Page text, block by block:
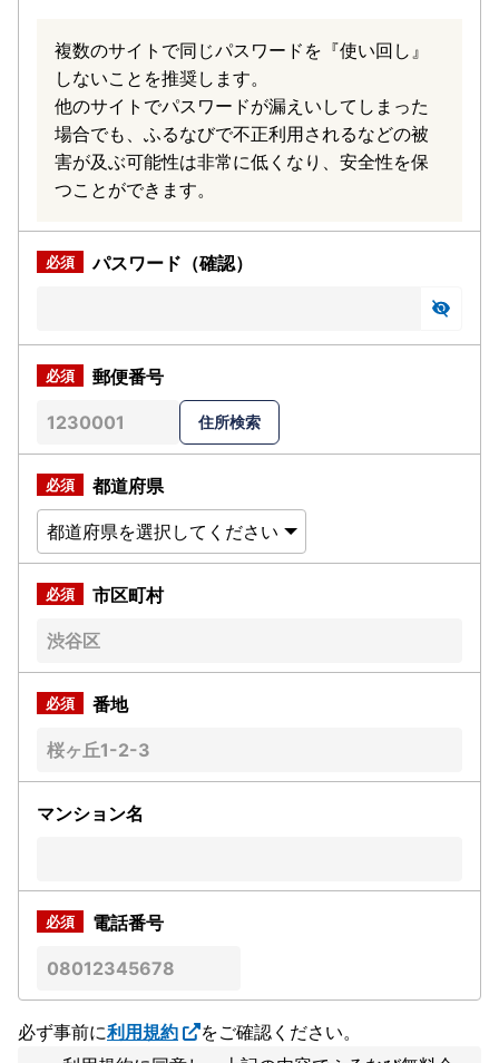
複数のサイトで同じパスワードを『使い回し』
しないことを推奨します。
他のサイトでパスワードが漏えいしてしまった
場合でも、ふるなびで不正利用されるなどの被
害が及ぶ可能性は非常に低くなり、安全性を保
つことができます。
パスワード（確認）
郵便番号
都道府県
市区町村
番地
マンション名
電話番号
必ず事前に利用規約
をご確認ください。